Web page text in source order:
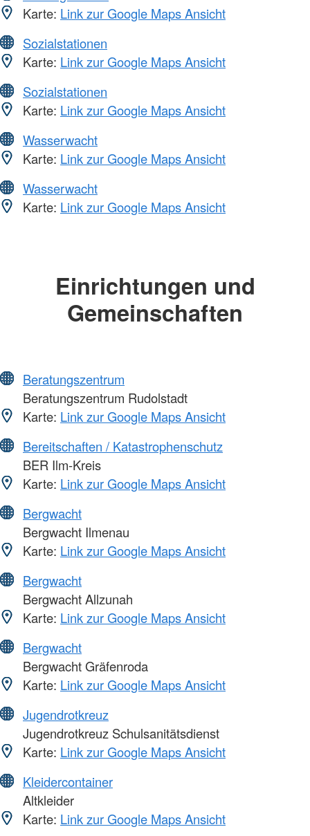
Karte: Link zur Google Maps Ansicht
Sozialstationen
Karte: Link zur Google Maps Ansicht
Sozialstationen
Karte: Link zur Google Maps Ansicht
Wasserwacht
Karte: Link zur Google Maps Ansicht
Wasserwacht
Karte: Link zur Google Maps Ansicht
Einrichtungen und
Gemeinschaften
Beratungszentrum
Beratungszentrum Rudolstadt
Karte: Link zur Google Maps Ansicht
Bereitschaften / Katastrophenschutz
BER Ilm-Kreis
Karte: Link zur Google Maps Ansicht
Bergwacht
Bergwacht Ilmenau
Karte: Link zur Google Maps Ansicht
Bergwacht
Bergwacht Allzunah
Karte: Link zur Google Maps Ansicht
Bergwacht
Bergwacht Gräfenroda
Karte: Link zur Google Maps Ansicht
Jugendrotkreuz
Jugendrotkreuz Schulsanitätsdienst
Karte: Link zur Google Maps Ansicht
Kleidercontainer
Altkleider
Karte: Link zur Google Maps Ansicht